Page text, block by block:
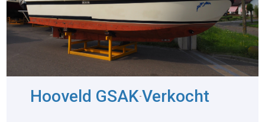
Hooveld GSAK-Verkocht